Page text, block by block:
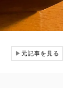
▶元記事を見る